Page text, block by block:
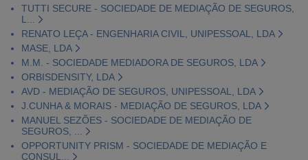
TUTTI SECURE - SOCIEDADE DE MEDIAÇÃO DE SEGUROS,
L...
RENATO LEÇA - ENGENHARIA CIVIL, UNIPESSOAL, LDA
MASE, LDA
M.M. - SOCIEDADE MEDIADORA DE SEGUROS, LDA
ORBISDENSITY, LDA
AVD - MEDIAÇÃO DE SEGUROS, UNIPESSOAL, LDA
J.CUNHA & MORAIS - MEDIAÇÃO DE SEGUROS, LDA
MANUEL SEZÕES - SOCIEDADE DE MEDIAÇÃO DE
SEGUROS, ...
OPPORTUNITY PRISM - SOCIEDADE DE MEDIAÇÃO E
CONSUL...